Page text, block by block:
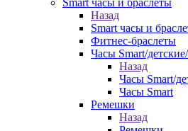
Smart часы и браслеты
Назад
Smart часы и
Фитнес-браслеты
Часы Smart/
Назад
Часы Smart/
Часы Smart
Ремешки
Назад